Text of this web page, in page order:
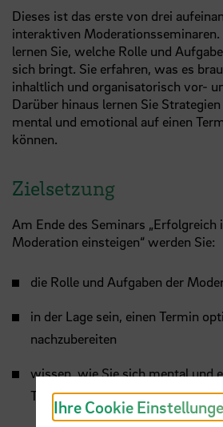
Dieses ist das erste von drei
interaktiven
lernen Sie, welche Rolle und
sich bringt. Sie erfahren, was es
inhaltlich und organisatorisch vor-
Darüber hinaus lernen Sie
mental und emotional auf einen
können.
Zielsetzung
Am Ende des Seminars „Erfolgreich
Moderation einsteigen“ werden Sie:
die Rolle und Aufgaben der
in der Lage sein, einen Termin
nachzubereiten
wissen, wie Sie sich mental und
Termin vorbereiten können
Ihre Cookie